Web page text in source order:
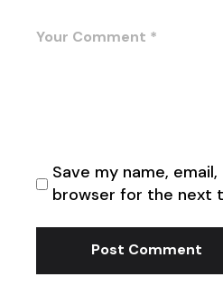
Save my name,
browser for the next
Post Comment